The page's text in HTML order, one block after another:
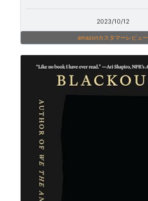
2023/10/12
amazonカスタマーレビュー